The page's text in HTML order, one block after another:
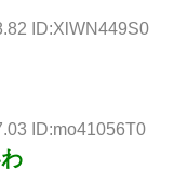
ID:XlWN449S0
ID:mo41056T0